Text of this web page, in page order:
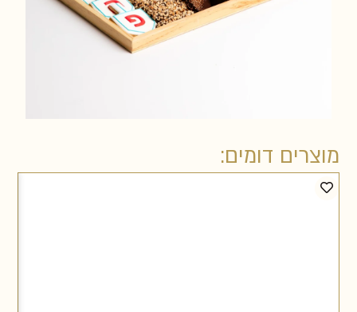
מוצרים דומים: